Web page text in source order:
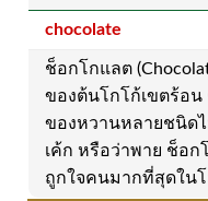
chocolate
ช็อกโกแลต
ของต้นโกโก้เขตร้อ
ของหวานหลายชนิด
เค้ก หรือว่าพาย ช็อก
ถูกใจคนมากที่สุดใน